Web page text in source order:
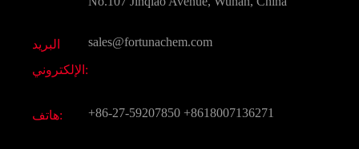
الكيميائية CAS
جميع المواد الكيميائية غرامة
البريد
الإلكتروني:
sales@fortunachem.com
هاتف: +86-27-59207850 +8618007136271